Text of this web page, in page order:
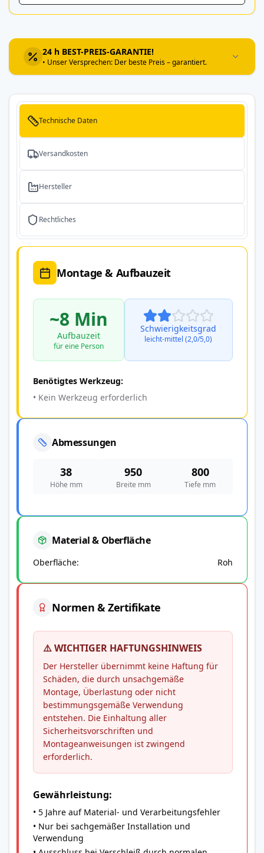
24 h BEST-PREIS-GARANTIE!
• Unser Versprechen: Der beste Preis – garantiert.
Technische Daten
Versandkosten
Hersteller
Rechtliches
Montage & Aufbauzeit
~8 Min
Aufbauzeit
für eine Person
Schwierigkeitsgrad
leicht-mittel (2,0/5,0)
Benötigtes Werkzeug:
• Kein Werkzeug erforderlich
Abmessungen
38
Höhe mm
950
Breite mm
800
Tiefe mm
Material & Oberfläche
Oberfläche Roh
Normen & Zertifikate
⚠️ WICHTIGER HAFTUNGSHINWEIS
Der Hersteller übernimmt keine Haftung für
Schäden, die durch unsachgemäße
Montage, Überlastung oder nicht
bestimmungsgemäße Verwendung
entstehen. Die Einhaltung aller
Sicherheitsvorschriften und
Montageanweisungen ist zwingend
erforderlich.
Gewährleistung:
• 5 Jahre auf Material- und Verarbeitungsfehler
• Nur bei sachgemäßer Installation und
Verwendung